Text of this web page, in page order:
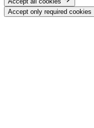
Accept only required cookies